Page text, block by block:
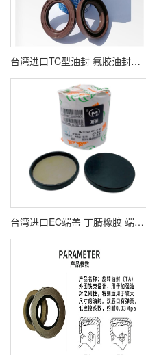
台湾进口TC型油封 氟胶油封规格齐全 现货发售
台湾进口EC端盖 丁腈橡胶 端盖堵头轴承压盖密封件密封圈